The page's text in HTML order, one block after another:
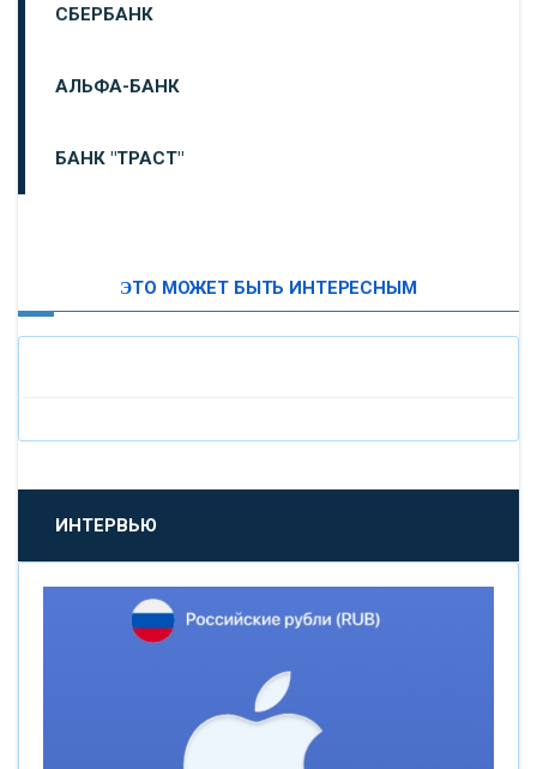
СБЕРБАНК
АЛЬФА-БАНК
БАНК "ТРАСТ"
«БАНК САНКТ-ПЕТЕРБУРГ»
«ПРОМСВЯЗЬБАНК»
«НОВИКОМБАНК»
«ВНЕШПРОМБАНК»
ЭТО МОЖЕТ БЫТЬ ИНТЕРЕСНЫМ
ИНТЕРВЬЮ